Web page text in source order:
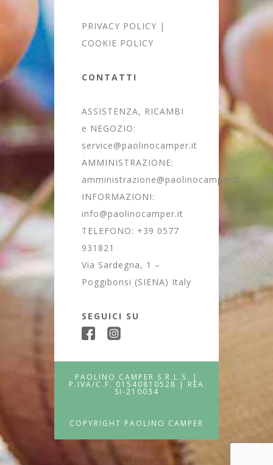
PRIVACY POLICY |
COOKIE POLICY
CONTATTI
ASSISTENZA, RICAMBI
e NEGOZIO:
service@paolinocamper.it
AMMINISTRAZIONE:
amministrazione@paolinocamper.it
INFORMAZIONI:
info@paolinocamper.it
TELEFONO: +39 0577
931821
Via Sardegna, 1 –
Poggibonsi (SIENA) Italy
SEGUICI SU
PAOLINO CAMPER S.R.L.S. |
P.IVA/C.F. 01540810528 | REA
SI-210034
COPYRIGHT PAOLINO CAMPER